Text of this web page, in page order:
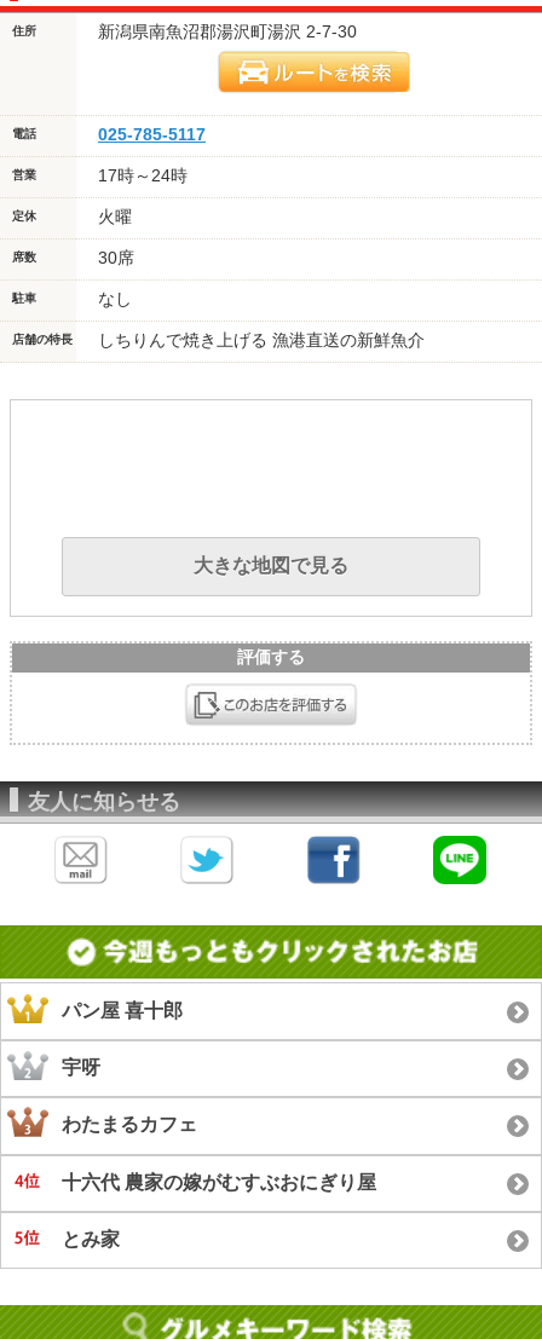
住所 新潟県南魚沼郡湯沢町湯沢 2-7-30
電話 025-785-5117
営業 17時～24時
定休 火曜
席数 30席
駐車 なし
店舗の特長 しちりんで焼き上げる 漁港直送の新鮮魚介
大きな地図で見る
評価する
友人に知らせる
パン屋 喜十郎
宇呀
わたまるカフェ
十六代 農家の嫁がむすぶおにぎり屋
とみ家